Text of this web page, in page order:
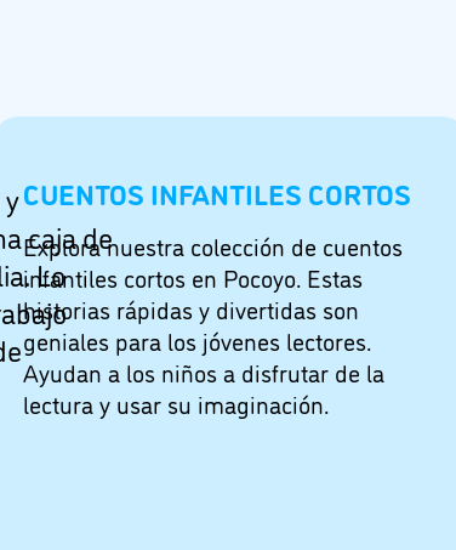
caja de
Lo
CUENTOS INFANTILES CORTOS
Explora nuestra colección de cuentos
infantiles cortos en Pocoyo. Estas
historias rápidas y divertidas son
geniales para los jóvenes lectores.
Ayudan a los niños a disfrutar de la
lectura y usar su imaginación.